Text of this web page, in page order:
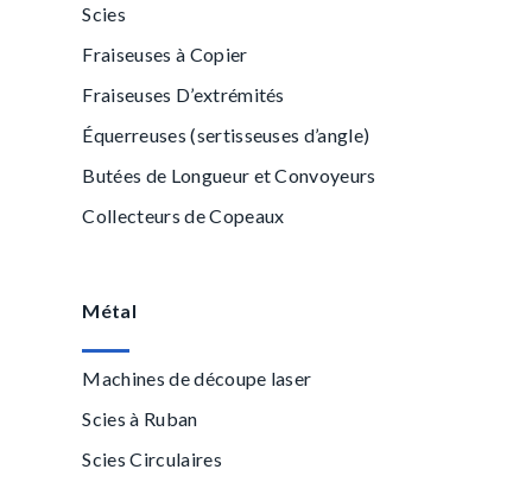
Scies
Fraiseuses à Copier
Fraiseuses D’extrémités
Équerreuses (sertisseuses d’angle)
Butées de Longueur et Convoyeurs
Collecteurs de Copeaux
Métal
Machines de découpe laser
Scies à Ruban
Scies Circulaires